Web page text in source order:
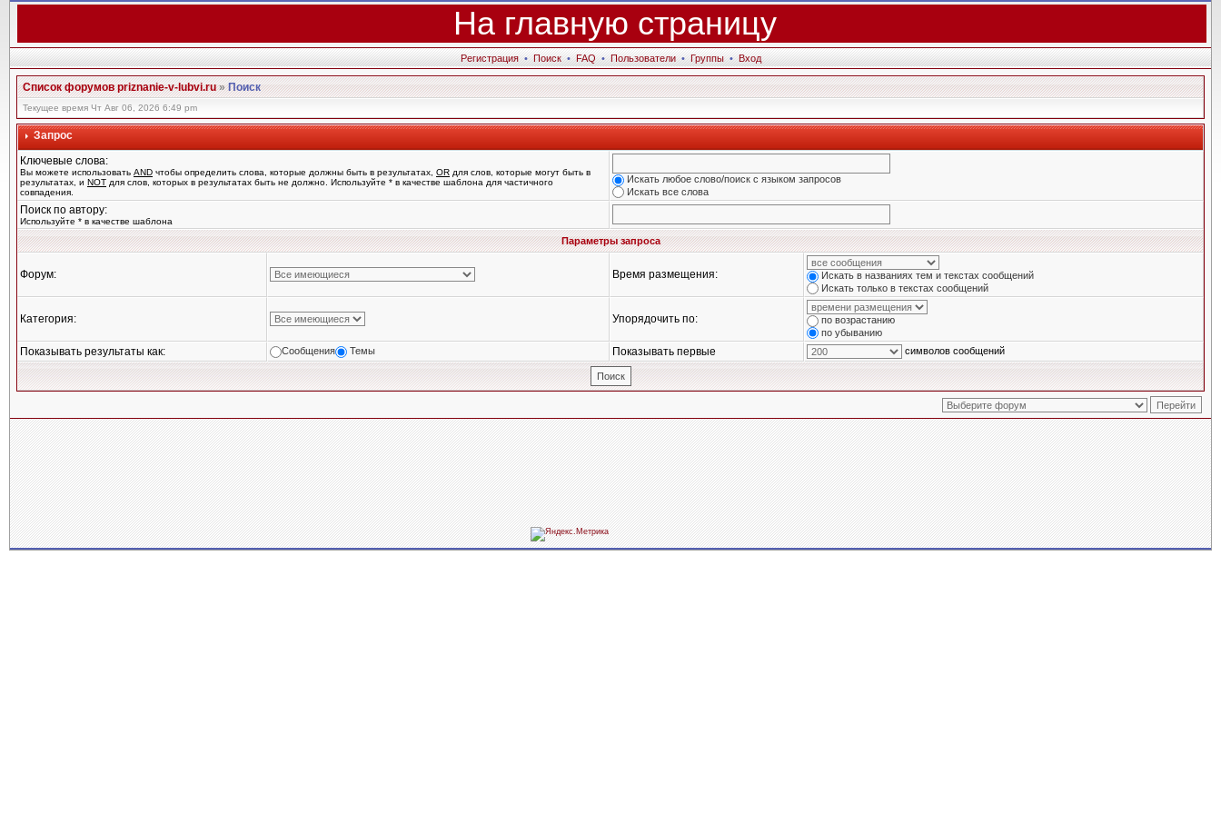
На главную страницу
Регистрация • Поиск • FAQ • Пользователи • Группы • Вход
Список форумов priznanie-v-lubvi.ru»Поиск
Текущее время Чт Авг 06, 2026 6:49 pm
Запрос
Ключевые слова:
Вы можете использовать AND чтобы определить слова, которые должны быть в результатах, OR для слов, которые могут быть в
результатах, и NOT для слов, которых в результатах быть не должно. Используйте * в качестве шаблона для частичного
совпадения.
Искать любое слово/поиск с языком запросов
Искать все слова
Поиск по автору:
Используйте * в качестве шаблона
Параметры запроса
Форум: Время размещения:
Искать в названиях тем и текстах сообщений
Искать только в текстах сообщений
Категория: Упорядочить по:
по возрастанию
по убыванию
Показывать результаты как: Сообщения Темы Показывать первые символов сообщений